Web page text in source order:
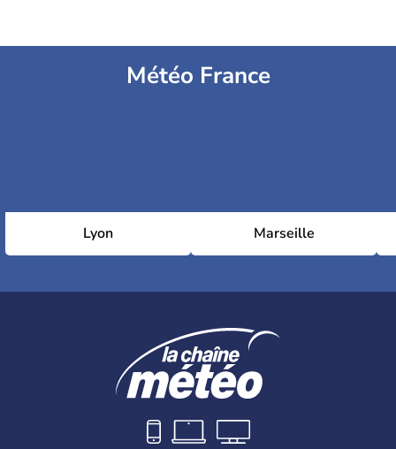
Météo France
Lyon Marseille